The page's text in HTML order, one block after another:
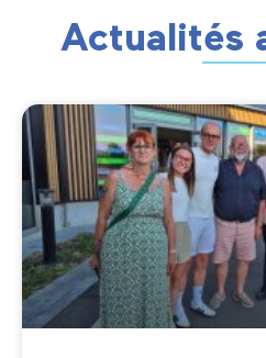
Actualités